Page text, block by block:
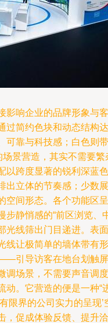
影响企业的品牌形象与客
过简约色块和动态结构达
可靠与科技感；白色则带
景营造，其实不需要繁
以跨度显著的锐利深蓝色
出立体的节奏感；少数展
空间形态。各个功能区呈
步静悄感的“前区浏览、
光线筛出门目递进。表面
线让极简单的墙体带有形
引导访客在地台划触屏
调场景，不需要声音调度
动。它营造的便是一种“
限界的公司实力的呈现’
，促成体验反馈、提升洽